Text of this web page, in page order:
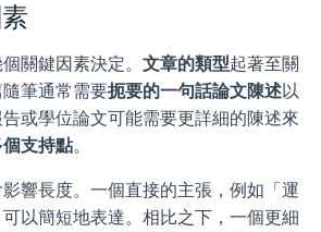
關鍵因素決定。 文章的類型起著至關
筆通常需要扼要的一句話論文陳述以
或學位論文可能需要更詳細的陳述來
支持點。
響長度。一個直接的主張，例如「運
以簡短地表達。相比之下，一個更細